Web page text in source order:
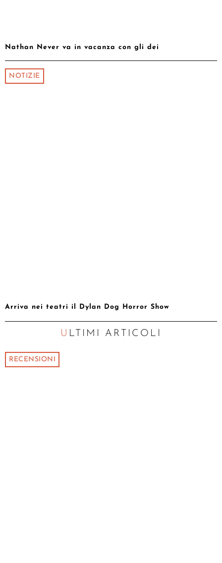
Nathan Never va in vacanza con gli dei
NOTIZIE
Arriva nei teatri il Dylan Dog Horror Show
ULTIMI ARTICOLI
RECENSIONI